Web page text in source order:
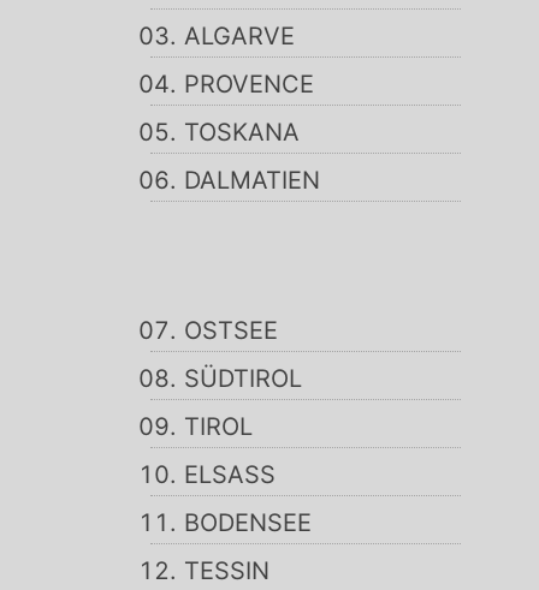
ALGARVE
PROVENCE
TOSKANA
DALMATIEN
OSTSEE
SÜDTIROL
TIROL
ELSASS
BODENSEE
TESSIN